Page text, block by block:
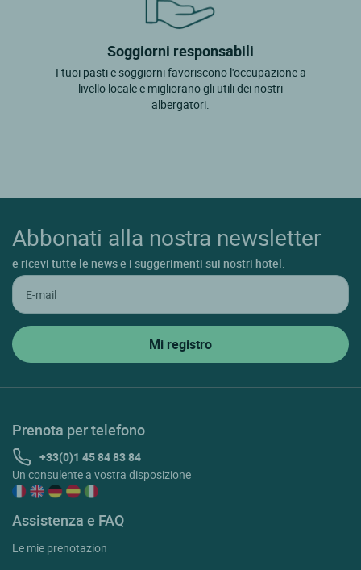
Soggiorni responsabili
I tuoi pasti e soggiorni favoriscono l'occupazione a
livello locale e migliorano gli utili dei nostri
albergatori.
Abbonati alla nostra newsletter
e ricevi tutte le news e i suggerimenti sui nostri hotel.
Prenota per telefono
+33(0)1 45 84 83 84
Un consulente a vostra disposizione
Assistenza e FAQ
Le mie prenotazion